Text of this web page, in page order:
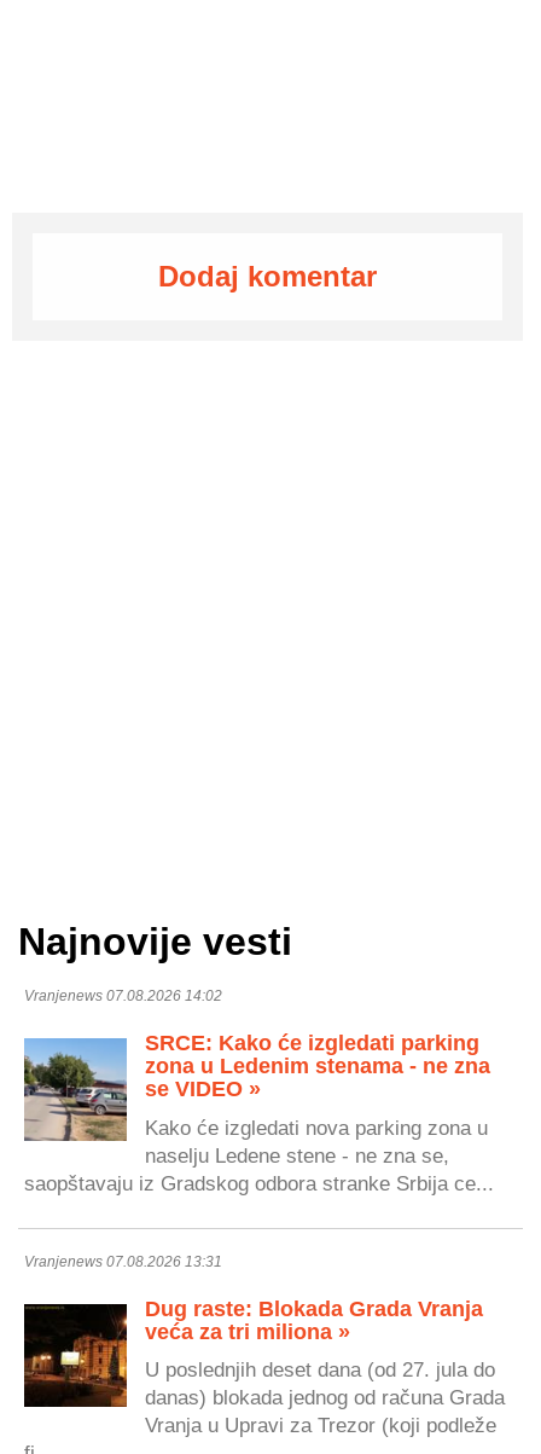
Dodaj komentar
Najnovije vesti
Vranjenews 07.08.2026 14:02
SRCE: Kako će izgledati parking
zona u Ledenim stenama - ne zna
se VIDEO »
Kako će izgledati nova parking zona u
naselju Ledene stene - ne zna se,
saopštavaju iz Gradskog odbora stranke Srbija ce...
Vranjenews 07.08.2026 13:31
Dug raste: Blokada Grada Vranja
veća za tri miliona »
U poslednjih deset dana (od 27. jula do
danas) blokada jednog od računa Grada
Vranja u Upravi za Trezor (koji podleže